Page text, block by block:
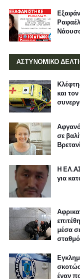
ΑΣΤΥΝΟΜΙΚΟ
και
σε
Η
για
μέσα
έναν